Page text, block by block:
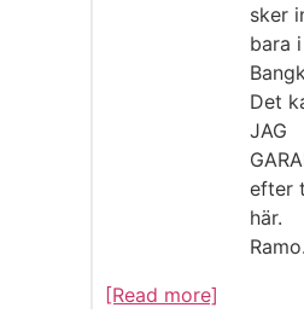
sker
bara i
Det
JAG
efter
här.
[Read more]